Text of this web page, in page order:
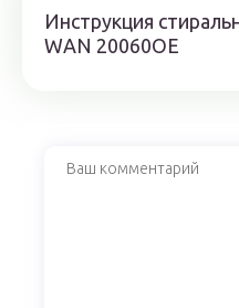
Инструкция
WAN 20060OE